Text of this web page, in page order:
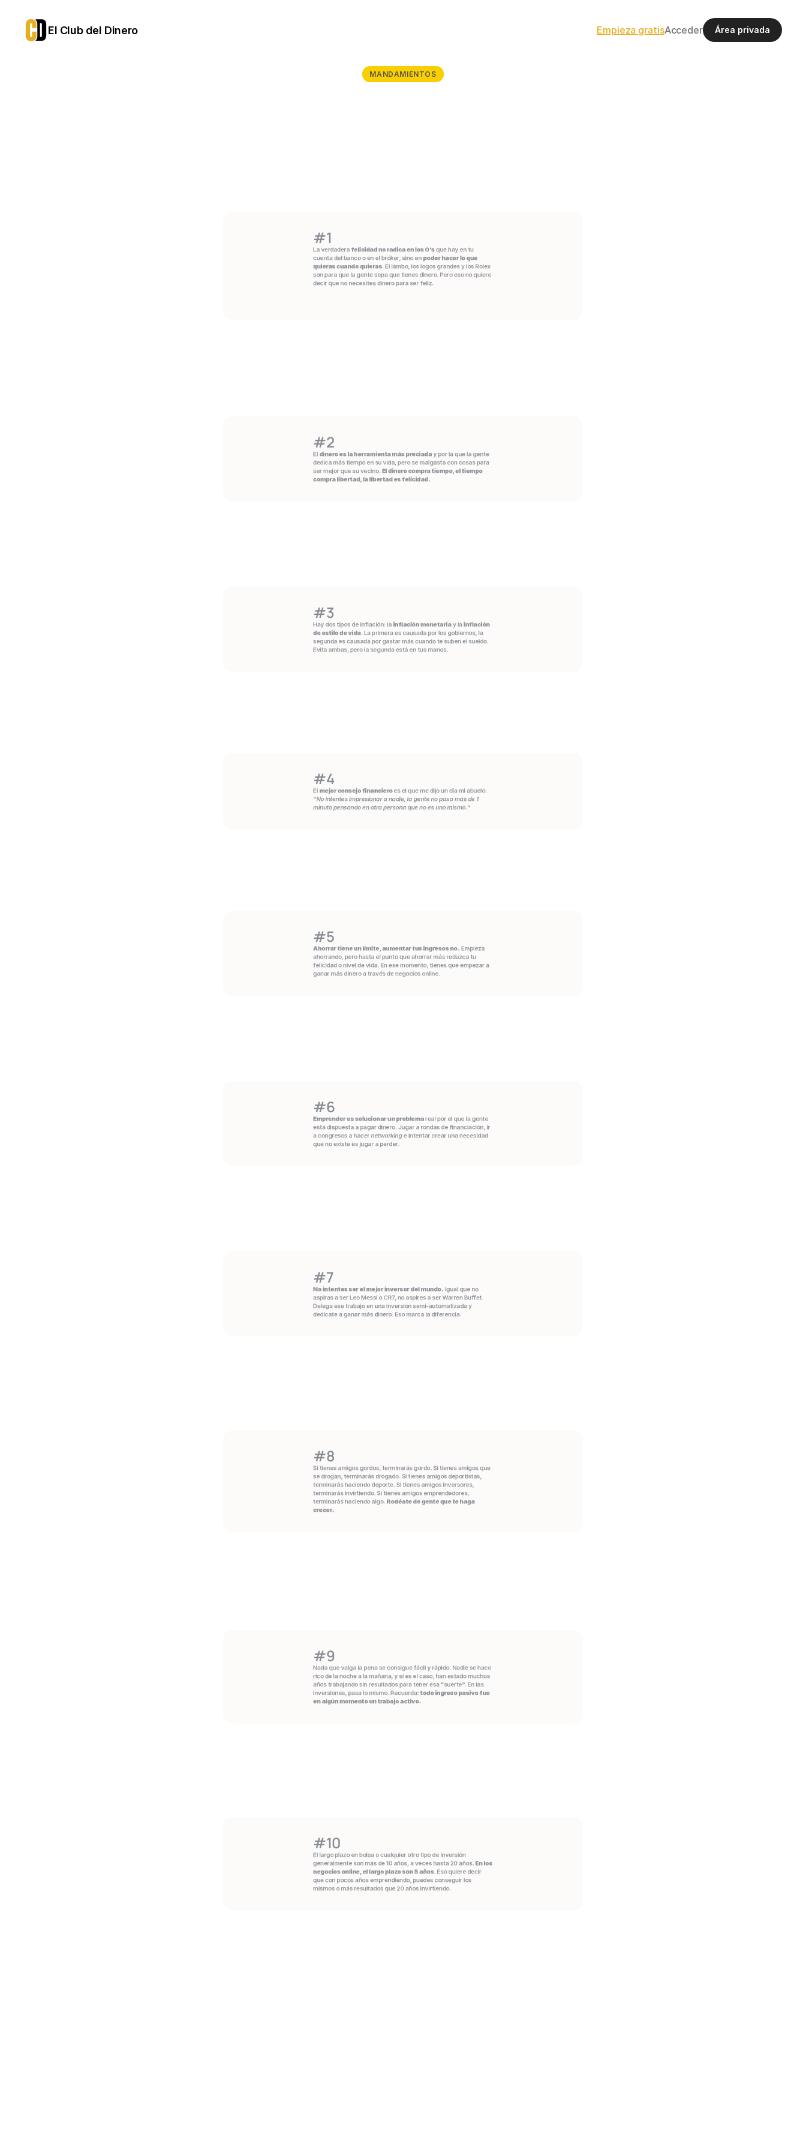
El Club del Dinero Empieza gratisAcceder Área privada
MANDAMIENTOS
#1
La verdadera felicidad no radica en los 0's que hay en tu
cuenta del banco o en el bróker, sino en poder hacer lo que
quieras cuando quieras. El lambo, los logos grandes y los Rolex
son para que la gente sepa que tienes dinero. Pero eso no quiere
decir que no necesites dinero para ser feliz.
#2
El dinero es la herramienta más preciada y por la que la gente
dedica más tiempo en su vida, pero se malgasta con cosas para
ser mejor que su vecino. El dinero compra tiempo, el tiempo
compra libertad, la libertad es felicidad.
#3
Hay dos tipos de inflación: la inflación monetaria y la inflación
de estilo de vida. La primera es causada por los gobiernos, la
segunda es causada por gastar más cuando te suben el sueldo.
Evita ambas, pero la segunda está en tus manos.
#4
El mejor consejo financiero es el que me dijo un día mi abuelo:
"No intentes impresionar a nadie, la gente no pasa más de 1
minuto pensando en otra persona que no es uno mismo."
#5
Ahorrar tiene un límite, aumentar tus ingresos no. Empieza
ahorrando, pero hasta el punto que ahorrar más reduzca tu
felicidad o nivel de vida. En ese momento, tienes que empezar a
ganar más dinero a través de negocios online.
#6
Emprender es solucionar un problema real por el que la gente
está dispuesta a pagar dinero. Jugar a rondas de financiación, ir
a congresos a hacer networking e intentar crear una necesidad
que no existe es jugar a perder.
#7
No intentes ser el mejor inversor del mundo. Igual que no
aspiras a ser Leo Messi o CR7, no aspires a ser Warren Buffet.
Delega ese trabajo en una inversión semi-automatizada y
dedícate a ganar más dinero. Eso marca la diferencia.
#8
Si tienes amigos gordos, terminarás gordo. Si tienes amigos que
se drogan, terminarás drogado. Si tienes amigos deportistas,
terminarás haciendo deporte. Si tienes amigos inversores,
terminarás invirtiendo. Si tienes amigos emprendedores,
terminarás haciendo algo. Rodéate de gente que te haga
crecer.
#9
Nada que valga la pena se consigue fácil y rápido. Nadie se hace
rico de la noche a la mañana, y si es el caso, han estado muchos
años trabajando sin resultados para tener esa "suerte". En las
inversiones, pasa lo mismo. Recuerda: todo ingreso pasivo fue
en algún momento un trabajo activo.
#10
El largo plazo en bolsa o cualquier otro tipo de inversión
generalmente son más de 10 años, a veces hasta 20 años. En los
negocios online, el largo plazo son 5 años. Eso quiere decir
que con pocos años emprendiendo, puedes conseguir los
mismos o más resultados que 20 años invirtiendo.